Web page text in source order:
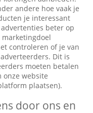
andere hoe vaak je
je interessant
beter op
marketingdoel
controleren of je van
Dit is
moeten betalen
website
plaatsen).
door ons en